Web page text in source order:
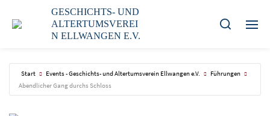
GESCHICHTS- UND
ALTERTUMSVEREI
N ELLWANGEN E.V.
Start Events - Geschichts- und Altertumsverein Ellwangen e.V.
Führungen
Abendlicher Gang durchs Schloss